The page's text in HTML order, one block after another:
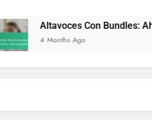
Altavoces De Calidad
Altavoces Con Bundles: Ahorro
4 Months Ago